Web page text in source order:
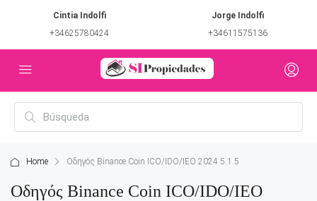
Cintia Indolfi
+34625780424
Jorge Indolfi
+34611575136
Home Οδηγός Binance Coin ICO/IDO/IEO 2024 5.1.5
Οδηγός Binance Coin ICO/IDO/IEO